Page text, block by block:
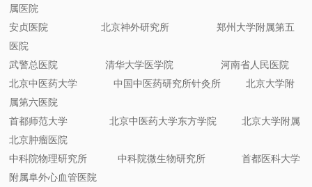
属医院
安贞医院 北京神外研究所 郑州大学附属第五
医院
武警总医院 清华大学医学院 河南省人民医院
北京中医药大学 中国中医药研究所针灸所 北京大学附
属第六医院
首都师范大学 北京中医药大学东方学院 北京大学附属
北京肿瘤医院
中科院物理研究所 中科院微生物研究所 首都医科大学
附属阜外心血管医院